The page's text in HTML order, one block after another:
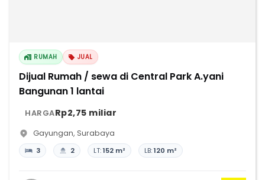
RUMAH JUAL
Dijual Rumah / sewa di Central Park A.yani
Bangunan 1 lantai
HARGARp2,75 miliar
Gayungan, Surabaya
3 2 LT:152 m² LB:120 m²